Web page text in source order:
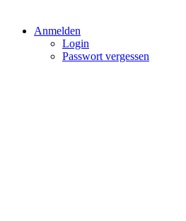
Anmelden
Login
Passwort vergessen